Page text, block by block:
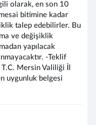
olarak, en son 10
bitimine kadar
talep edebilirler. Bu
ve değişiklik
yapılacak
-Teklif
Mersin Valiliği İl
uygunluk belgesi